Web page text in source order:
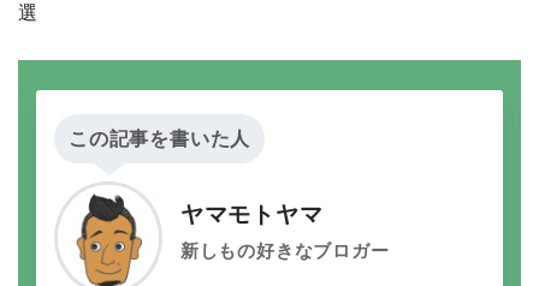
選
この記事を書いた人
ヤマモトヤマ
新しもの好きなブロガー